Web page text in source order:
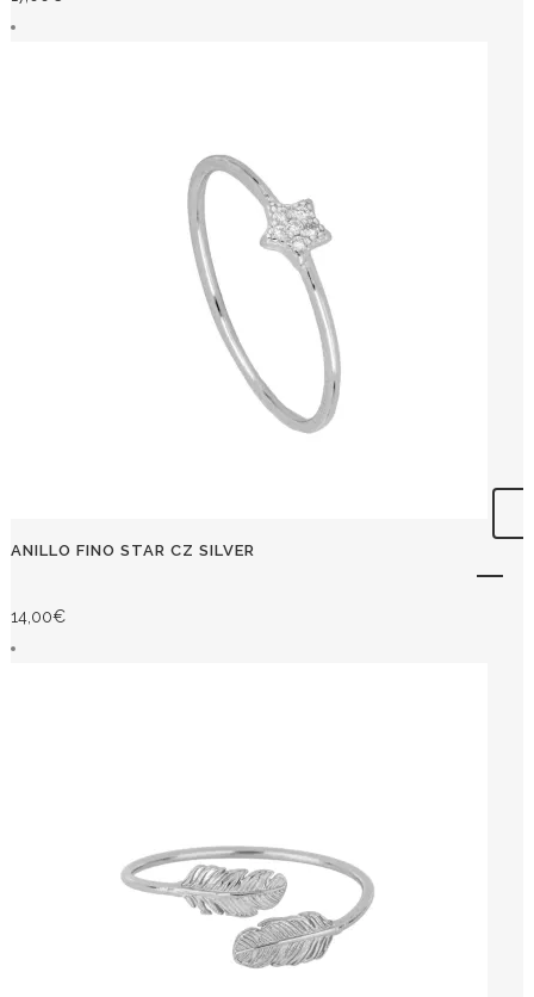
ANILLO FINO STAR CZ SILVER
14,00€